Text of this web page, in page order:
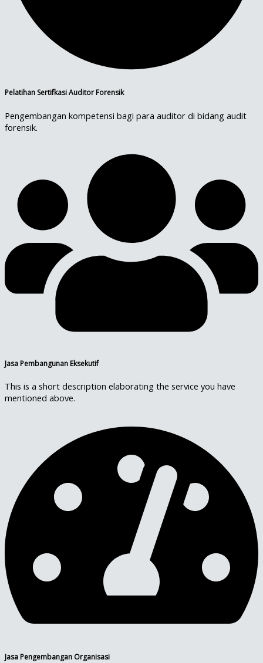
Pelatihan Sertifkasi Auditor Forensik
Pengembangan kompetensi bagi para auditor di bidang audit
forensik.
Jasa Pembangunan Eksekutif
This is a short description elaborating the service you have
mentioned above.​
Jasa Pengembangan Organisasi